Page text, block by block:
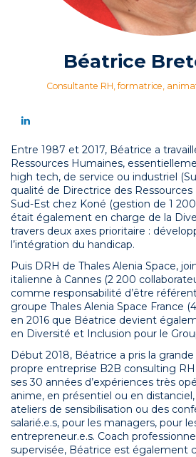
Béatrice
Consultante RH, formatrice,
Entre 1987 et 2017, Béatrice a
Ressources Humaines,
high tech, de service ou industriel
qualité de Directrice des
Sud-Est chez Koné (gestion de 1
était également en charge de la
travers deux axes prioritaire :
l’intégration du handicap.
Puis DRH de Thales Alenia Space,
italienne à Cannes (2 200
comme responsabilité d’être
groupe Thales Alenia Space France
en 2016 que Béatrice devient
en Diversité et Inclusion pour le
Début 2018, Béatrice a pris la
propre entreprise B2B consulting
ses 30 années d’expériences très
anime, en présentiel ou en
ateliers de sensibilisation ou des
salarié.e.s, pour les managers, pour
entrepreneur.e.s. Coach
supervisée, Béatrice est également